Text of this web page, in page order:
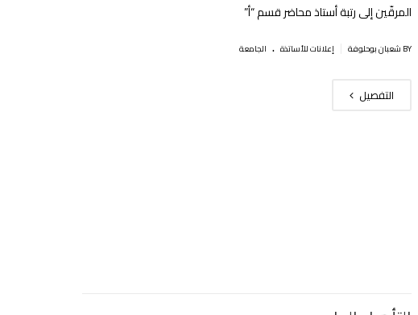
المرقّين إلى رتبة أستاذ محاضر قسم “أ”
BY شعبان بوحلوفة إعلانات للأساتذة . الجامعة
التفصيل